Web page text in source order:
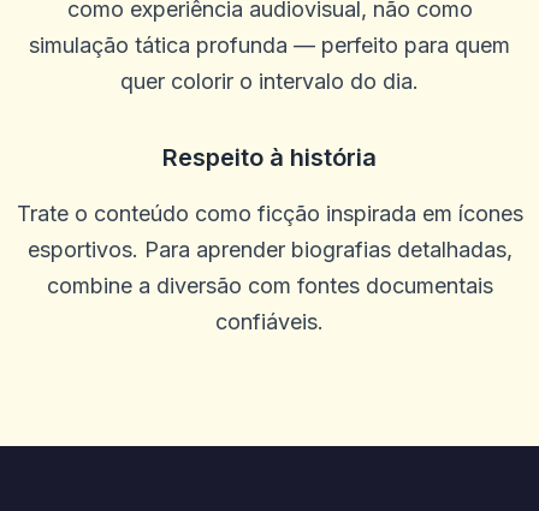
como experiência audiovisual, não como
simulação tática profunda — perfeito para quem
quer colorir o intervalo do dia.
Respeito à história
Trate o conteúdo como ficção inspirada em ícones
esportivos. Para aprender biografias detalhadas,
combine a diversão com fontes documentais
confiáveis.
Site de design moderno, equipe simpática
0 0
Lee Guerrero
ajudar e me orientar em qualquer problema que tive. Melhor site
até agora. Feliz com tudo
0 0
M
Margaret Rodriguez
Ótimo cassino, muitas rodadas grátis
0 0